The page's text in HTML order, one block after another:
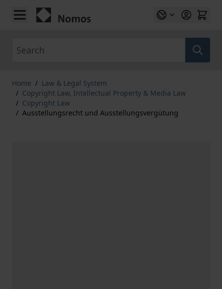
Skip to Content
Home / Law & Legal System
/ Copyright Law, Intellectual Property & Media Law
/ Copyright Law
/ Ausstellungsrecht und Ausstellungsvergütung